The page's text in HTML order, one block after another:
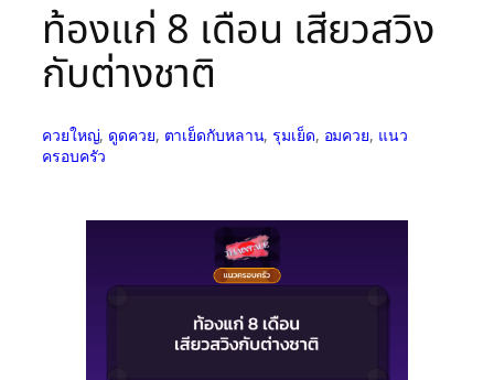
ท้องแก่ 8 เดือน เสียวสวิง
กับต่างชาติ
ควยใหญ่, ดูดควย, ตาเย็ดกับหลาน, รุมเย็ด, อมควย, แนว
ครอบครัว